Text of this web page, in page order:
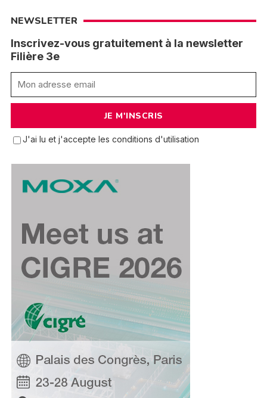
NEWSLETTER
Inscrivez-vous gratuitement à la newsletter
Filière 3e
J'ai lu et j'accepte les conditions d'utilisation